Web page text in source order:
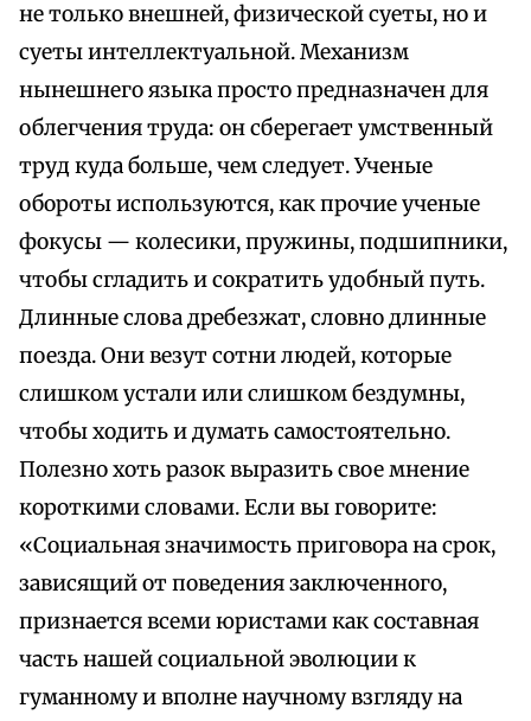
не только внешней, физической суеты, но и
суеты интеллектуальной. Механизм
нынешнего языка просто предназначен для
облегчения труда: он сберегает умственный
труд куда больше, чем следует. Ученые
обороты используются, как прочие ученые
фокусы — колесики, пружины, подшипники,
чтобы сгладить и сократить удобный путь.
Длинные слова дребезжат, словно длинные
поезда. Они везут сотни людей, которые
слишком устали или слишком бездумны,
чтобы ходить и думать самостоятельно.
Полезно хоть разок выразить свое мнение
короткими словами. Если вы говорите:
«Социальная значимость приговора на срок,
зависящий от поведения заключенного,
признается всеми юристами как составная
часть нашей социальной эволюции к
гуманному и вполне научному взгляду на